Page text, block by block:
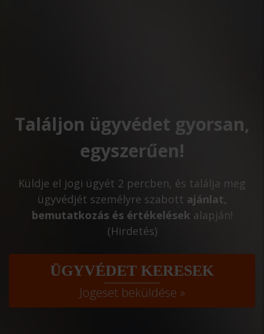
Találjon ügyvédet gyorsan,
egyszerűen!
Küldje el jogi ügyét 2 percben, és találja meg
ügyvédjét személyre szabott ajánlat,
bemutatkozás és értékelések alapján!
(Hirdetés)
ÜGYVÉDET KERESEK
Jogeset beküldése »